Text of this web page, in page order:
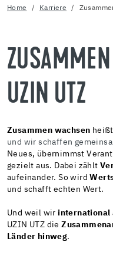
Home Karriere
UZIN UTZ
Zusammen wachsen
und wir schaffen
Neues, übernimmst
gezielt aus. Dabei zählt
aufeinander. So wird
und schafft echten Wert.
Und weil wirinternational
UZIN UTZ die
Länder hinweg.